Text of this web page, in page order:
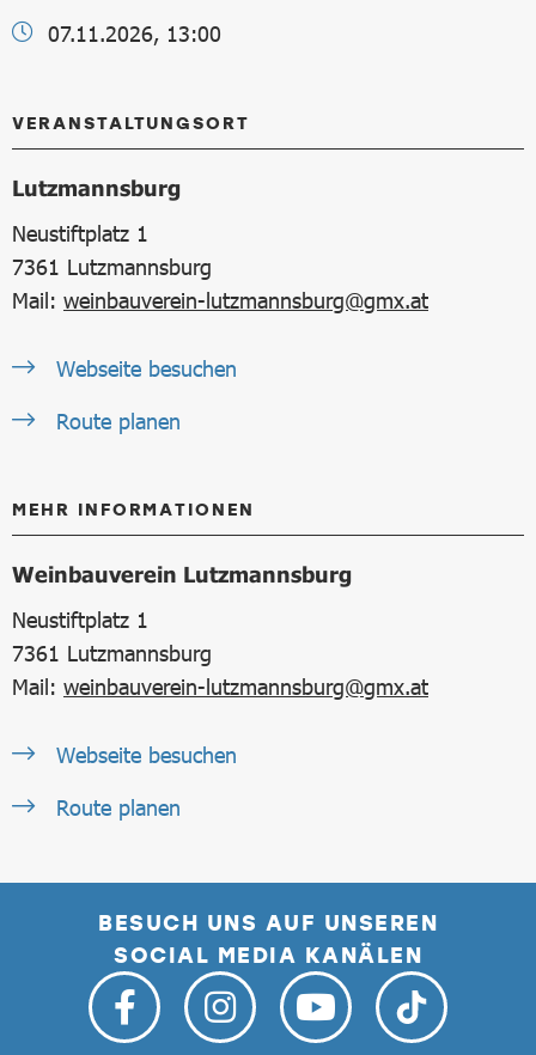
07.11.2026, 13:00
VERANSTALTUNGSORT
Lutzmannsburg
Neustiftplatz 1
7361 Lutzmannsburg
Mail: weinbauverein-lutzmannsburg@gmx.at
Webseite besuchen
Route planen
MEHR INFORMATIONEN
Weinbauverein Lutzmannsburg
Neustiftplatz 1
7361 Lutzmannsburg
Mail: weinbauverein-lutzmannsburg@gmx.at
Webseite besuchen
Route planen
BESUCH UNS AUF UNSEREN
SOCIAL MEDIA KANÄLEN